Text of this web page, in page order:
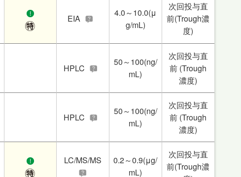
EIA
4.0～10.0(μ
g/mL)
次回投与直
前(Trough濃
度)
HPLC
50～100(ng/
mL)
次回投与直
前 (Trough
濃度)
HPLC
50～100(ng/
mL)
次回投与直
前 (Trough
濃度)
LC/MS/MS
0.2～0.9(μg/
mL)
次回投与直
前(Trough濃